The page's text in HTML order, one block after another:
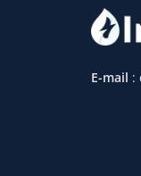
E-mail :